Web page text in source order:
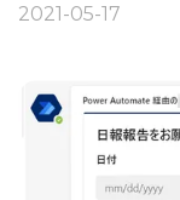
2021-05-17